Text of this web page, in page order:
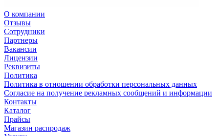
О компании
Отзывы
Сотрудники
Партнеры
Вакансии
Лицензии
Реквизиты
Политика
Политика в отношении обработки персональных данных
Согласие на получение рекламных сообщений и информации
Контакты
Каталог
Прайсы
Магазин распродаж